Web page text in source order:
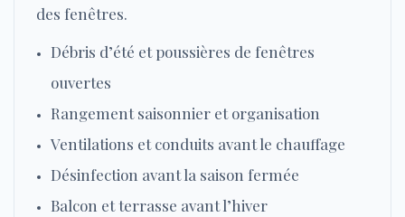
des fenêtres.
Débris d’été et poussières de fenêtres
ouvertes
Rangement saisonnier et organisation
Ventilations et conduits avant le chauffage
Désinfection avant la saison fermée
Balcon et terrasse avant l’hiver